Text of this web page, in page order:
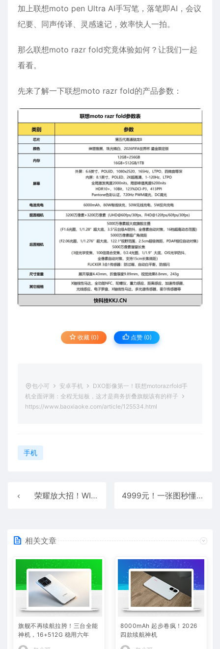
加上联想moto pen Ultra AI手写笔，落笔即AI，会议
纪要、同声传译、灵感速记，效率快人一拍。
那么联想moto razr fold究竟体验如何？让我们一起
看看。
先来了解一下联想moto razr fold的产品参数：
收藏 (0) 点赞 (0)
包小可 安卓手机
DXO影像第一！联想motorazrfold手
机全面评测：全程无短板，这才是商务折叠旗舰该有的样子
https://www.baoxiaoke.com/article/125534.html
手机
荣耀放大招！WIN2系列独占2nm骁龙8E6+10000mAh：史诗级堆料 4999元！一张图秒懂红魔11SPro：全球首发第五代骁龙8至尊领先版性能地表最强
相关文章
旗舰不再续航拉胯！三台全能
神机，16+512G 稳用六年
8000mAh 起步卷疯！2026
四款续航神机